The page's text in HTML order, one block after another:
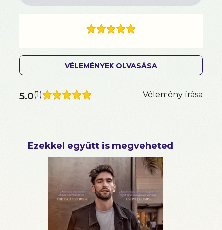
VÉLEMÉNYEK OLVASÁSA
5.0(1 ) Vélemény írása
Ezekkel együtt is megveheted